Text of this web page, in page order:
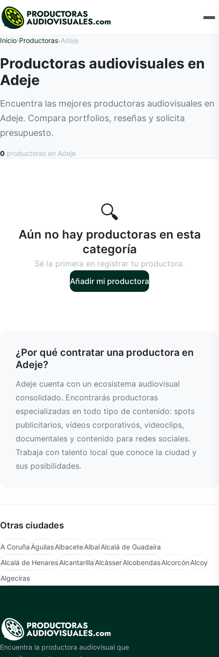
Inicio›Productoras›Adeje
Productoras audiovisuales en
Adeje
Encuentra las mejores productoras audiovisuales en
Adeje. Compara portfolios, reseñas y solicita
presupuesto.
0 productoras en Adeje
🔍
Aún no hay productoras en esta
categoría
Sé la primera en registrar tu productora.
Añadir mi productora
¿Por qué contratar una productora en
Adeje?
Adeje cuenta con un ecosistema audiovisual
consolidado. Encontrarás productoras
especializadas en todo tipo de contenido: spots
publicitarios, vídeos corporativos, videoclips,
documentales y contenido para redes sociales.
Trabaja con talento local que conoce la ciudad y
sus posibilidades.
Otras ciudades
A CoruñaÁguilasAlbaceteAlbalAlcalá de Guadaíra
Alcalá de HenaresAlcantarillaAlcàsserAlcobendasAlcorcónAlcoy
Algeciras
Encuentra la productora audiovisual que